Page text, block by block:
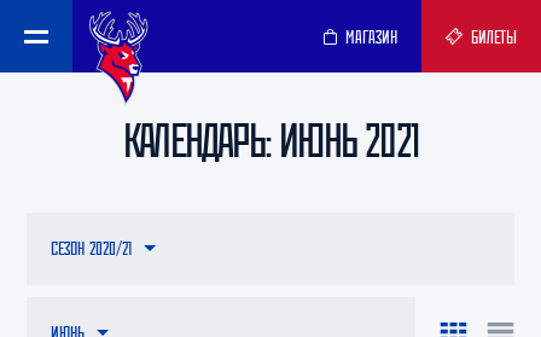
МАГАЗИН БИЛЕТЫ
КАЛЕНДАРЬ: ИЮНЬ 2021
СЕЗОН 2020/21